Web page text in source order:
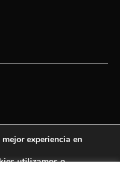
experiencia en
utilizamos o